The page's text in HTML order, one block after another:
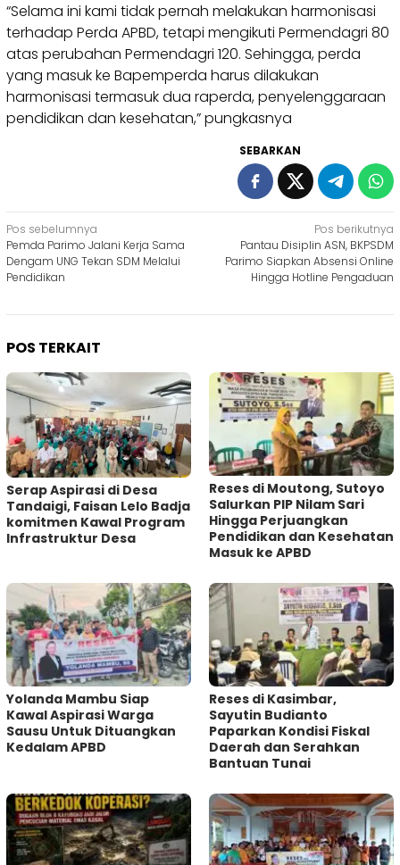
“Selama ini kami tidak pernah melakukan harmonisasi
terhadap Perda APBD, tetapi mengikuti Permendagri 80
atas perubahan Permendagri 120. Sehingga, perda
yang masuk ke Bapemperda harus dilakukan
harmonisasi termasuk dua raperda, penyelenggaraan
pendidikan dan kesehatan,” pungkasnya
SEBARKAN
Navigasi
pos
Pos sebelumnya
Pemda Parimo Jalani Kerja Sama
Dengam UNG Tekan SDM Melalui
Pendidikan
Pos berikutnya
Pantau Disiplin ASN, BKPSDM
Parimo Siapkan Absensi Online
Hingga Hotline Pengaduan
POS TERKAIT
Serap Aspirasi di Desa
Tandaigi, Faisan Lelo Badja
komitmen Kawal Program
Infrastruktur Desa
Reses di Moutong, Sutoyo
Salurkan PIP Nilam Sari
Hingga Perjuangkan
Pendidikan dan Kesehatan
Masuk ke APBD
Yolanda Mambu Siap
Kawal Aspirasi Warga
Sausu Untuk Dituangkan
Kedalam APBD
Reses di Kasimbar,
Sayutin Budianto
Paparkan Kondisi Fiskal
Daerah dan Serahkan
Bantuan Tunai